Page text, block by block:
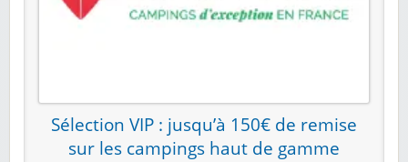
Sélection VIP : jusqu’à 150€ de remise
sur les campings haut de gamme